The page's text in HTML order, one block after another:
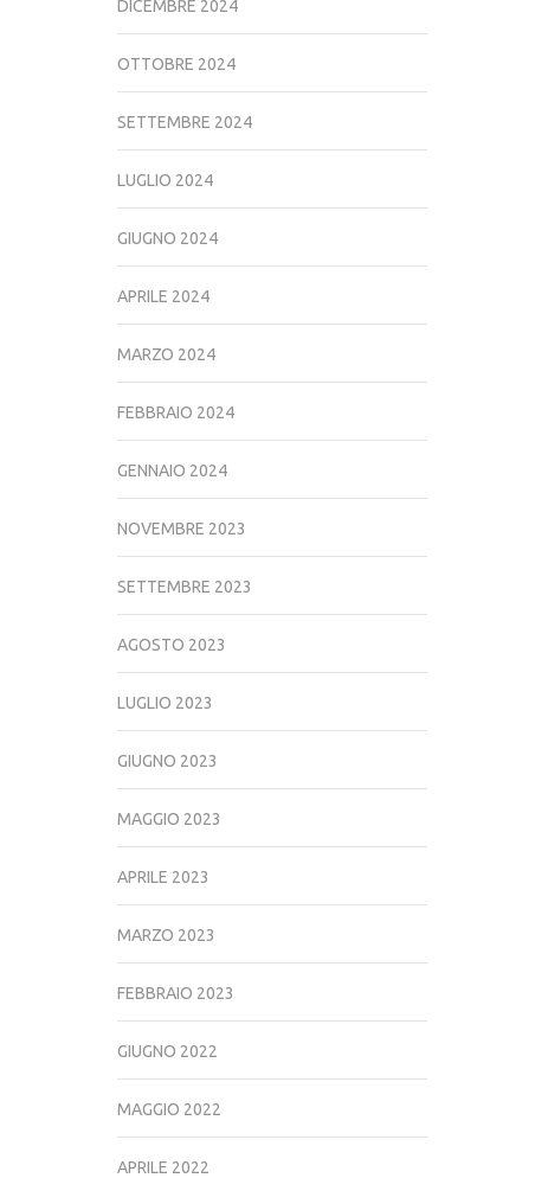
DICEMBRE 2024
OTTOBRE 2024
SETTEMBRE 2024
LUGLIO 2024
GIUGNO 2024
APRILE 2024
MARZO 2024
FEBBRAIO 2024
GENNAIO 2024
NOVEMBRE 2023
SETTEMBRE 2023
AGOSTO 2023
LUGLIO 2023
GIUGNO 2023
MAGGIO 2023
APRILE 2023
MARZO 2023
FEBBRAIO 2023
GIUGNO 2022
MAGGIO 2022
APRILE 2022